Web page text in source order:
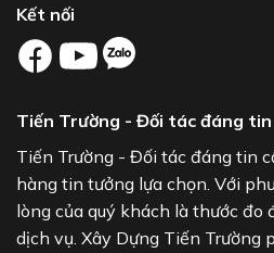
Kết nối
Tiến Trường - Đối tác đáng
Tiến Trường - Đối tác đáng tin
hàng tin tưởng lựa chọn. Với
lòng của quý khách là thước đo
dịch vụ. Xây Dựng Tiến Trường